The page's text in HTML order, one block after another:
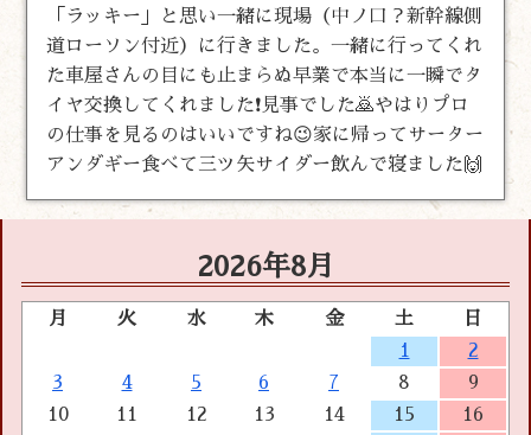
「ラッキー」と思い一緒に現場（中ノ口？新幹線側
道ローソン付近）に行きました。一緒に行ってくれ
た車屋さんの目にも止まらぬ早業で本当に一瞬でタ
イヤ交換してくれました❗見事でした🙇やはりプロ
の仕事を見るのはいいですね😉家に帰ってサーター
アンダギー食べて三ツ矢サイダー飲んで寝ました🙌
2026年8月
月 火 水 木 金 土
日
1
2
3
4 5 6 7 8
9
10
11 12 13 14 15
16